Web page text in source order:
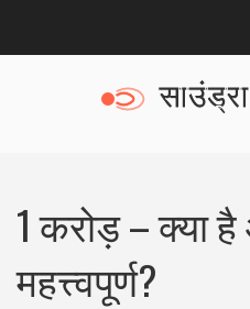
1 करोड़ – क्या
महत्त्वपूर्ण?